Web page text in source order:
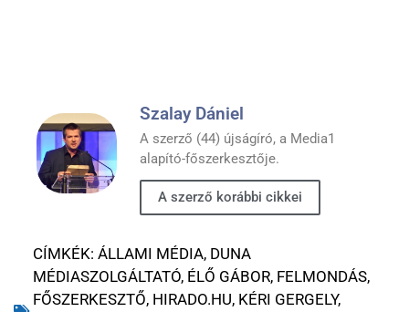
Szalay Dániel
A szerző (44) újságíró, a Media1
alapító-főszerkesztője.
A szerző korábbi cikkei
CÍMKÉK: ÁLLAMI MÉDIA, DUNA
MÉDIASZOLGÁLTATÓ, ÉLŐ GÁBOR, FELMONDÁS,
FŐSZERKESZTŐ, HIRADO.HU, KÉRI GERGELY,